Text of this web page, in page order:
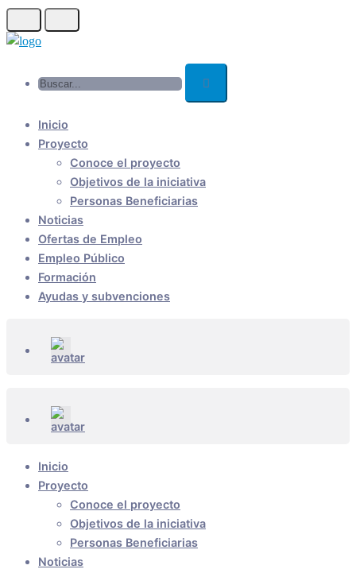
Skip
to
Inicio
Proyecto
Conoce el proyecto
Objetivos de la iniciativa
Personas Beneficiarias
Noticias
Ofertas de Empleo
Empleo Público
Formación
Ayudas y subvenciones
Inicio
Proyecto
Conoce el proyecto
Objetivos de la iniciativa
Personas Beneficiarias
Noticias